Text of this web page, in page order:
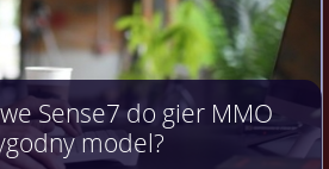
Sense7 do gier MMO
model?